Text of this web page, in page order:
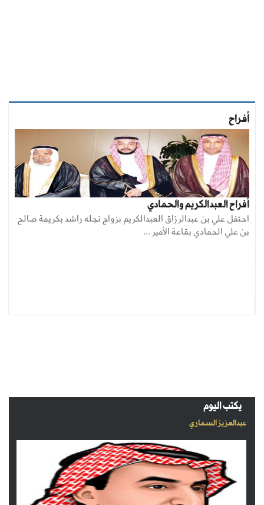
أفراح
أفراح العبدالكريم والحمادي
احتفل علي بن عبدالرزاق العبدالكريم بزواج نجله راشد بكريمة صالح
بن علي الحمادي بقاعة الأمير ...
يكتب اليوم
عبدالعزيز السماري